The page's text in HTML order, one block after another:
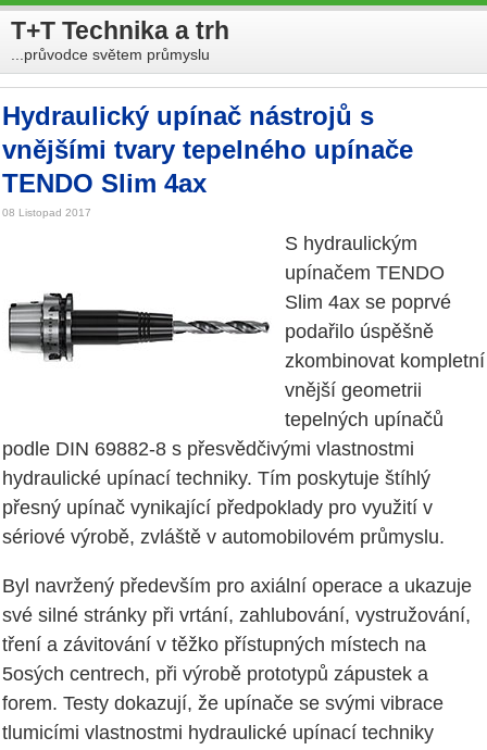
T+T Technika a trh
...průvodce světem průmyslu
Hydraulický upínač nástrojů s
vnějšími tvary tepelného upínače
TENDO Slim 4ax
08 Listopad 2017
S hydraulickým
upínačem TENDO
Slim 4ax se poprvé
podařilo úspěšně
zkombinovat kompletní
vnější geometrii
tepelných upínačů
podle DIN 69882-8 s přesvědčivými vlastnostmi
hydraulické upínací techniky. Tím poskytuje štíhlý
přesný upínač vynikající předpoklady pro využití v
sériové výrobě, zvláště v automobilovém průmyslu.
Byl navržený především pro axiální operace a ukazuje
své silné stránky při vrtání, zahlubování, vystružování,
tření a závitování v těžko přístupných místech na
5osých centrech, při výrobě prototypů zápustek a
forem. Testy dokazují, že upínače se svými vibrace
tlumicími vlastnostmi hydraulické upínací techniky